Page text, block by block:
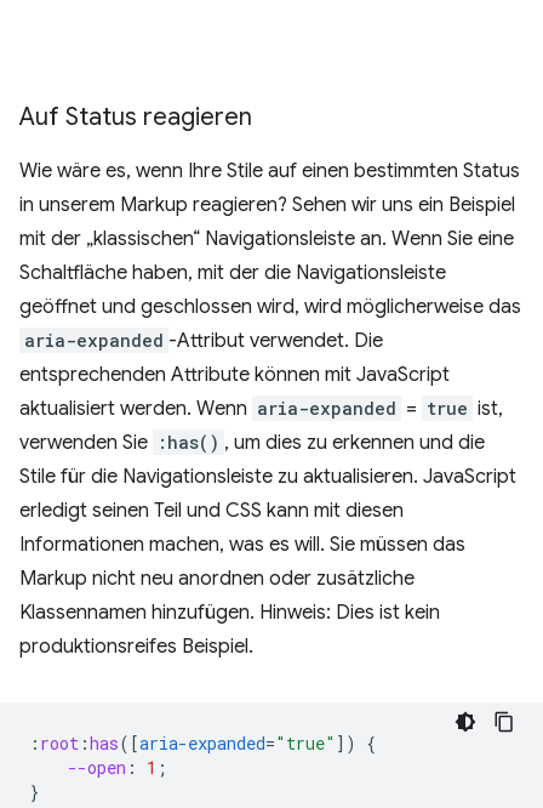
Auf Status reagieren
Wie wäre es, wenn Ihre Stile auf einen bestimmten Status
in unserem Markup reagieren? Sehen wir uns ein Beispiel
mit der „klassischen“ Navigationsleiste an. Wenn Sie eine
Schaltfläche haben, mit der die Navigationsleiste
geöffnet und geschlossen wird, wird möglicherweise das
aria-expanded -Attribut verwendet. Die
entsprechenden Attribute können mit JavaScript
aktualisiert werden. Wenn aria-expanded = true ist,
verwenden Sie :has() , um dies zu erkennen und die
Stile für die Navigationsleiste zu aktualisieren. JavaScript
erledigt seinen Teil und CSS kann mit diesen
Informationen machen, was es will. Sie müssen das
Markup nicht neu anordnen oder zusätzliche
Klassennamen hinzufügen. Hinweis: Dies ist kein
produktionsreifes Beispiel.
: root :has([aria-expanded="true" ])
{
--open : 1 ;
}